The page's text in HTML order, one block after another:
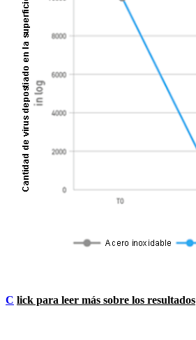
C lick para leer más sobre los resultados